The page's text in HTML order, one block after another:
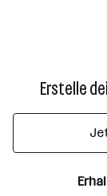
Erstelle